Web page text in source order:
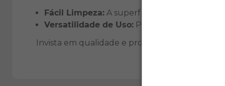
Fácil Limpeza: A superfície do material
Versatilidade de Uso: Perfeito para
Invista em qualidade e proteção! Adquira já o